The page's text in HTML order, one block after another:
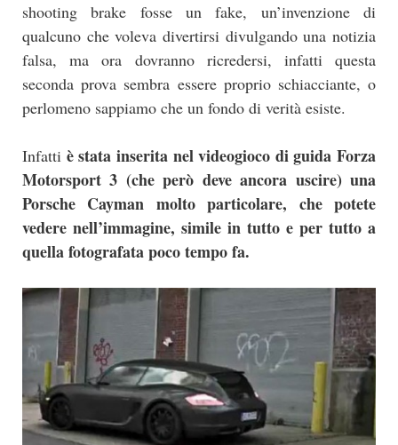
shooting brake fosse un fake, un’invenzione di
qualcuno che voleva divertirsi divulgando una notizia
falsa, ma ora dovranno ricredersi, infatti questa
seconda prova sembra essere proprio schiacciante, o
perlomeno sappiamo che un fondo di verità esiste.
Infatti è stata inserita nel videogioco di guida Forza
Motorsport 3 (che però deve ancora uscire) una
Porsche Cayman molto particolare, che potete
vedere nell’immagine, simile in tutto e per tutto a
quella fotografata poco tempo fa.